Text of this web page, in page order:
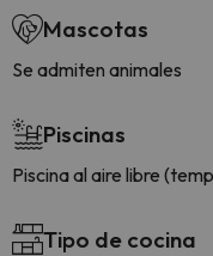
Mascotas
Se admiten animales
Piscinas
Piscina al aire libre
Tipo de cocina